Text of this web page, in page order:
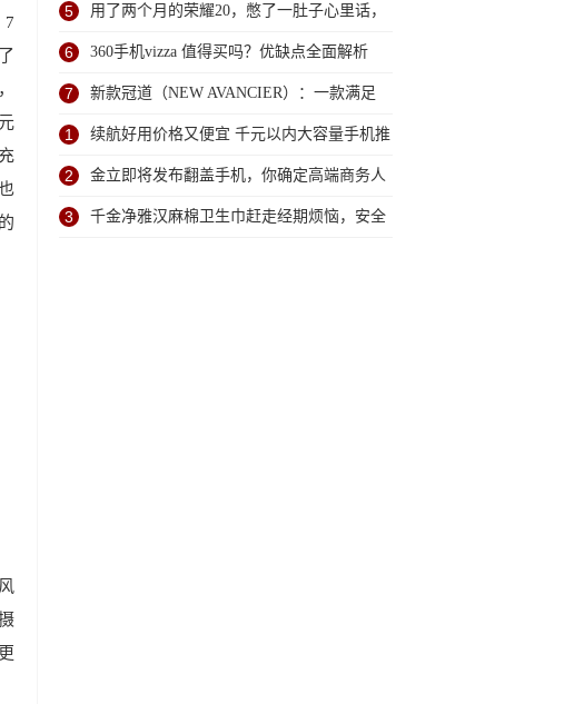
7
商务职业学校考察调研
5 用了两个月的荣耀20，憋了一肚子心里话，
今天终于一吐为快
6 360手机vizza 值得买吗？优缺点全面解析
7 新款冠道（NEW AVANCIER）：一款满足
任何苛刻要求的SUV
1 续航好用价格又便宜 千元以内大容量手机推
荐
2 金立即将发布翻盖手机，你确定高端商务人
士的情怀仍在？
3 千金净雅汉麻棉卫生巾赶走经期烦恼，安全